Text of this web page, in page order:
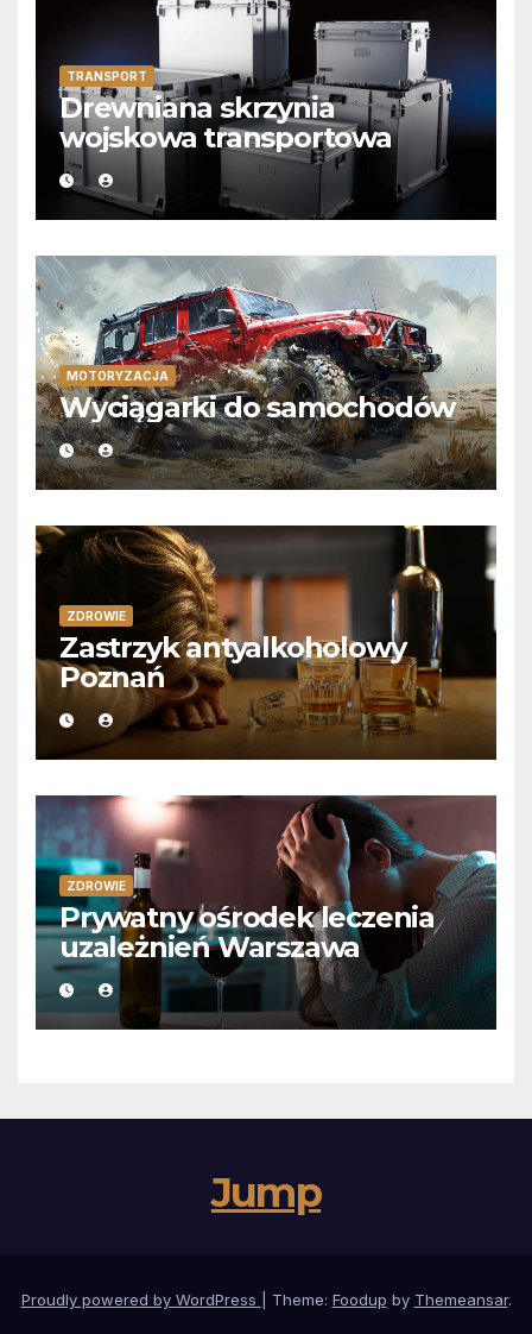
TRANSPORT
Drewniana skrzynia
wojskowa transportowa
MOTORYZACJA
Wyciągarki do samochodów
ZDROWIE
Zastrzyk antyalkoholowy
Poznań
ZDROWIE
Prywatny ośrodek leczenia
uzależnień Warszawa
Jump
Proudly powered by WordPress Theme: Foodup by Themeansar.